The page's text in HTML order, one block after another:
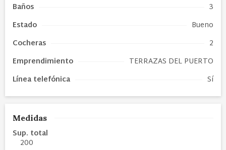
Baños
3
Estado
Bueno
Cocheras
2
Emprendimiento
TERRAZAS DEL PUERTO
Línea telefónica
Sí
Medidas
Sup. total
200